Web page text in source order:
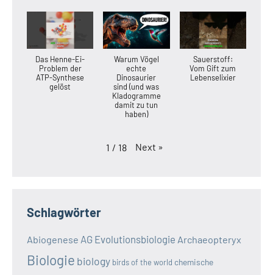
Das Henne-Ei-
Problem der
ATP-Synthese
gelöst
Warum Vögel
echte
Dinosaurier
sind (und was
Kladogramme
damit zu tun
haben)
Sauerstoff:
Vom Gift zum
Lebenselixier
1 / 18 Next »
Schlagwörter
Abiogenese AG Evolutionsbiologie Archaeopteryx
Biologie biology birds of the world chemische